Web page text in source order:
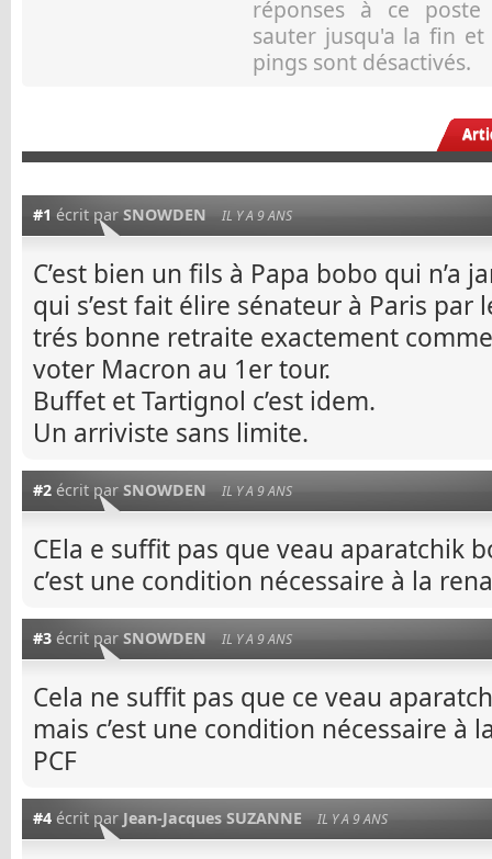
réponses à ce
sauter jusqu'a la fin et
pings sont désactivés.
#1 écrit par SNOWDEN IL Y A 9 ANS
C’est bien un fils à Papa bobo qui n’a
qui s’est fait élire sénateur à Paris par
trés bonne retraite exactement
voter Macron au 1er tour.
Buffet et Tartignol c’est idem.
Un arriviste sans limite.
#2 écrit par SNOWDEN IL Y A 9 ANS
CEla e suffit pas que veau aparatchik
c’est une condition nécessaire à la
#3 écrit par SNOWDEN IL Y A 9 ANS
Cela ne suffit pas que ce veau
mais c’est une condition nécessaire à
PCF
#4 écrit par Jean-Jacques SUZANNE IL Y A 9 ANS